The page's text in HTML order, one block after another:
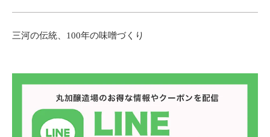
三河の伝統、100年の味噌づくり